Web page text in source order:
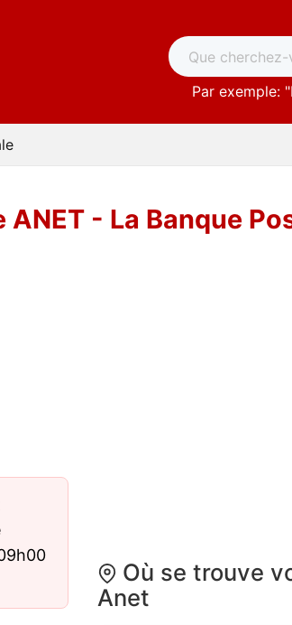
Par exemple: "
ANET - La Banque
Où se trouve
Anet